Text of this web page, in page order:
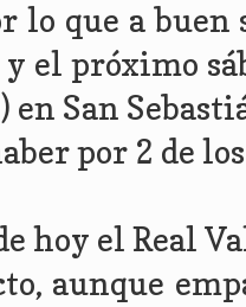
lo que a
el próximo
San
por 2 de
hoy el Real
aunque